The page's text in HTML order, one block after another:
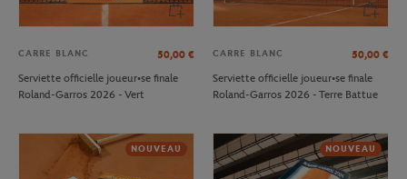
CARRE BLANC 50,00 €
Serviette officielle joueur•se finale
Roland-Garros 2026 - Vert
CARRE BLANC 50,00 €
Serviette officielle joueur•se finale
Roland-Garros 2026 - Terre Battue
NOUVEAU NOUVEAU